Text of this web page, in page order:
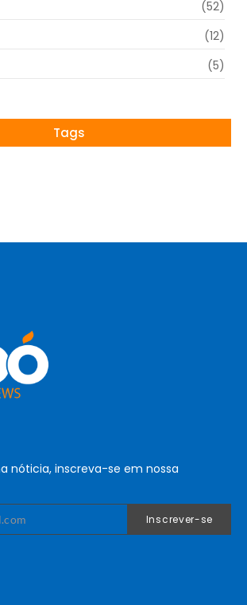
(52)
(12)
(5)
Tags
nóticia, inscreva-se em nossa
Inscrever-se